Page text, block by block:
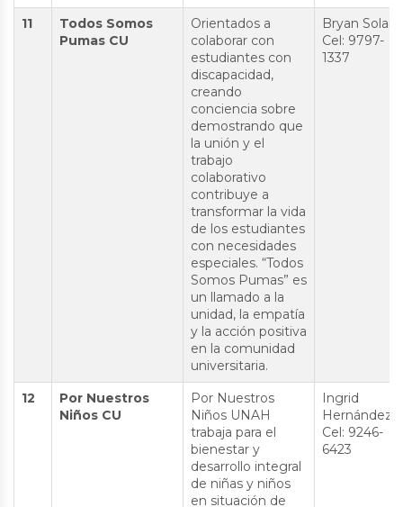
11
Todos Somos
Pumas CU
Orientados a
colaborar con
estudiantes con
discapacidad,
creando
conciencia sobre
demostrando que
la unión y el
trabajo
colaborativo
contribuye a
transformar la vida
de los estudiantes
con necesidades
especiales. “Todos
Somos Pumas” es
un llamado a la
unidad, la empatía
y la acción positiva
en la comunidad
universitaria.
Bryan
Cel: 9797-
1337
12
Por Nuestros
Niños CU
Por Nuestros
Niños UNAH
trabaja para el
bienestar y
desarrollo integral
de niñas y niños
en situación de
Ingrid
Hernández
Cel: 9246-
6423